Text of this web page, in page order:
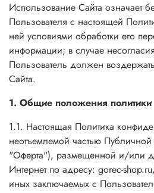
Использование Сайта означает
Пользователя с настоящей
ней условиями обработки его
информации; в случае
Пользователь должен
Сайта.
1. Общие положения политики
1.1. Настоящая Политика
неотъемлемой частью
"Оферта"), размещенной и/или
Интернет по адресу: gorec-
иных заключаемых с